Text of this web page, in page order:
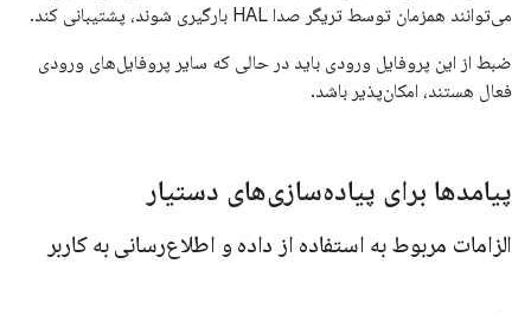
می‌توانند همزمان توسط تریگر صدا HAL بارگیری شوند، پشتیبانی کند.
ضبط از این پروفایل ورودی باید در حالی که سایر پروفایل‌های ورودی
فعال هستند، امکان‌پذیر باشد.
پیامدها برای پیاده‌سازی‌های دستیار
الزامات مربوط به استفاده از داده و اطلاع‌رسانی به کاربر